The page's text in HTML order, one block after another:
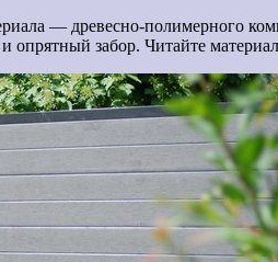
— древесно-полимерного
забор. Читайте